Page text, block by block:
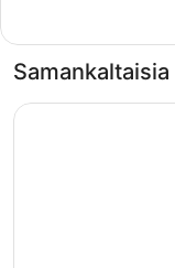
Sol Puerto Marina